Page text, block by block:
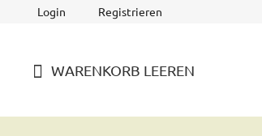
Login Registrieren
WARENKORB LEEREN